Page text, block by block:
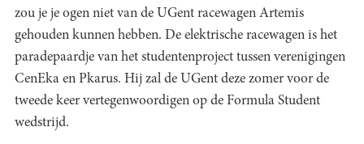
zou je je ogen niet van de UGent racewagen Artemis
gehouden kunnen hebben. De elektrische racewagen is het
paradepaardje van het studentenproject tussen verenigingen
CenEka en Pkarus. Hij zal de UGent deze zomer voor de
tweede keer vertegenwoordigen op de Formula Student
wedstrijd.